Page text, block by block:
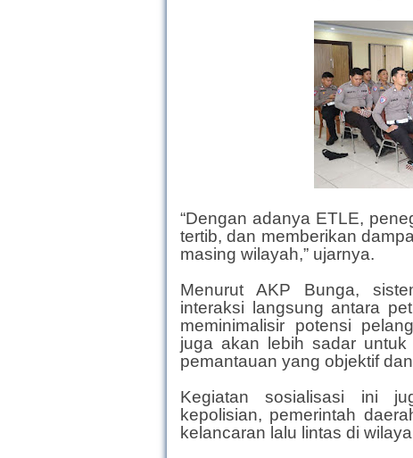
“Dengan adanya ETLE,
tertib, dan memberikan
masing wilayah,” ujarnya.
Menurut AKP Bunga,
interaksi langsung antara
meminimalisir potensi
juga akan lebih sadar
pemantauan yang objektif
Kegiatan sosialisasi ini
kepolisian, pemerintah
kelancaran lalu lintas di